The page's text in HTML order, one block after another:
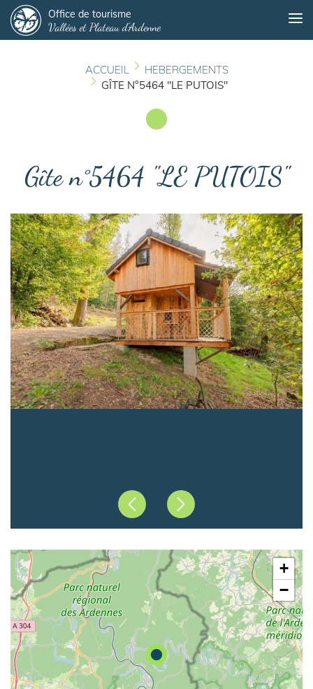
au
contenu
Office de tourisme
Vallées et Plateau d'Ardenne
ACCUEIL
HEBERGEMENTS
GÎTE N°5464 "LE PUTOIS"
Gîte n°5464 "LE PUTOIS"
PrécédentSuivant
+
−
Panneau de gestion des cookies